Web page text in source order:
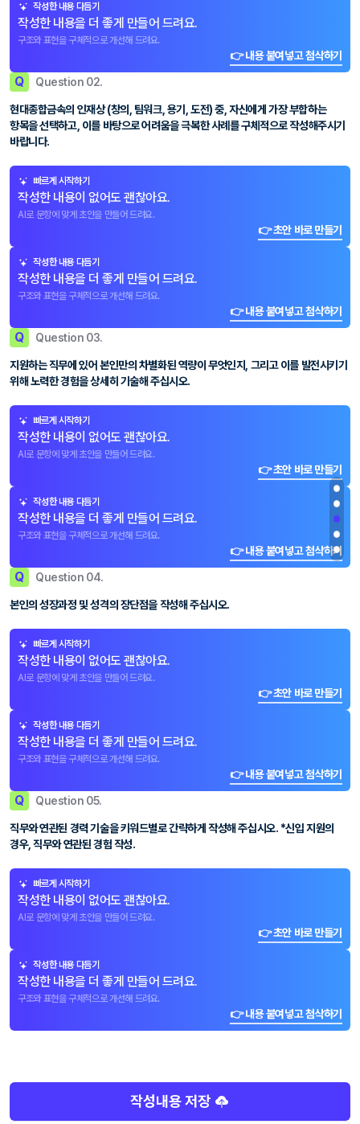
작성한 내용 다듬기
작성한 내용을 더 좋게 만들어 드려요.
구조와 표현을 구체적으로 개선해 드려요.
👉 내용 붙여넣고 첨삭하기
Q Question 02.
현대종합금속의 인재상 (창의, 팀워크, 용기, 도전) 중, 자신에게 가장 부합하는
항목을 선택하고, 이를 바탕으로 어려움을 극복한 사례를 구체적으로 작성해주시기
바랍니다.
빠르게 시작하기
작성한 내용이 없어도 괜찮아요.
AI로 문항에 맞게 초안을 만들어 드려요.
👉 초안 바로 만들기
작성한 내용 다듬기
작성한 내용을 더 좋게 만들어 드려요.
구조와 표현을 구체적으로 개선해 드려요.
👉 내용 붙여넣고 첨삭하기
Q Question 03.
지원하는 직무에 있어 본인만의 차별화된 역량이 무엇인지, 그리고 이를 발전시키기
위해 노력한 경험을 상세히 기술해 주십시오.
빠르게 시작하기
작성한 내용이 없어도 괜찮아요.
AI로 문항에 맞게 초안을 만들어 드려요.
👉 초안 바로 만들기
작성한 내용 다듬기
작성한 내용을 더 좋게 만들어 드려요.
구조와 표현을 구체적으로 개선해 드려요.
👉 내용 붙여넣고 첨삭하기
Q Question 04.
본인의 성장과정 및 성격의 장단점을 작성해 주십시오.
빠르게 시작하기
작성한 내용이 없어도 괜찮아요.
AI로 문항에 맞게 초안을 만들어 드려요.
👉 초안 바로 만들기
작성한 내용 다듬기
작성한 내용을 더 좋게 만들어 드려요.
구조와 표현을 구체적으로 개선해 드려요.
👉 내용 붙여넣고 첨삭하기
Q Question 05.
직무와 연관된 경력 기술을 키워드별로 간략하게 작성해 주십시오. *신입 지원의
경우, 직무와 연관된 경험 작성.
빠르게 시작하기
작성한 내용이 없어도 괜찮아요.
AI로 문항에 맞게 초안을 만들어 드려요.
👉 초안 바로 만들기
작성한 내용 다듬기
작성한 내용을 더 좋게 만들어 드려요.
구조와 표현을 구체적으로 개선해 드려요.
👉 내용 붙여넣고 첨삭하기
작성내용 저장